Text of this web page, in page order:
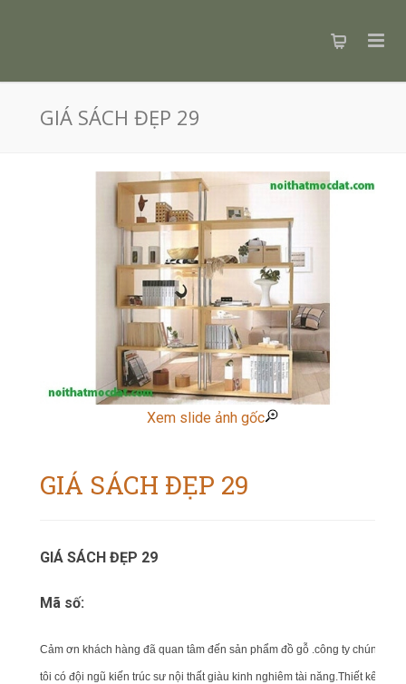
GIÁ SÁCH ĐẸP 29
Xem slide ảnh gốc
GIÁ SÁCH ĐẸP 29
GIÁ SÁCH ĐẸP 29
Mã số:
Cảm ơn khách hàng đã quan tâm đến sản phẩm đồ gỗ .công ty chúng
tôi có đội ngũ kiến trúc sư nội thất giàu kinh nghiêm tài năng.Thiết kế